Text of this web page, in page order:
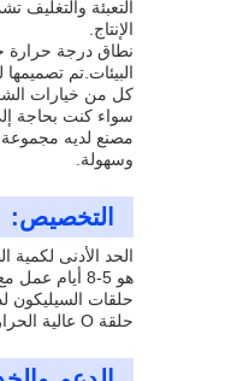
الإنتاج.
كل من خيارات
وسهولة.
التخصيص:
هو 5-8 أيام عمل مع شروط الدفع من TTمع الإنتاج حسب الطلب، يمكننا تلبية احتياجاتك كما تظهر.
حلقة O عالية الحرارة.